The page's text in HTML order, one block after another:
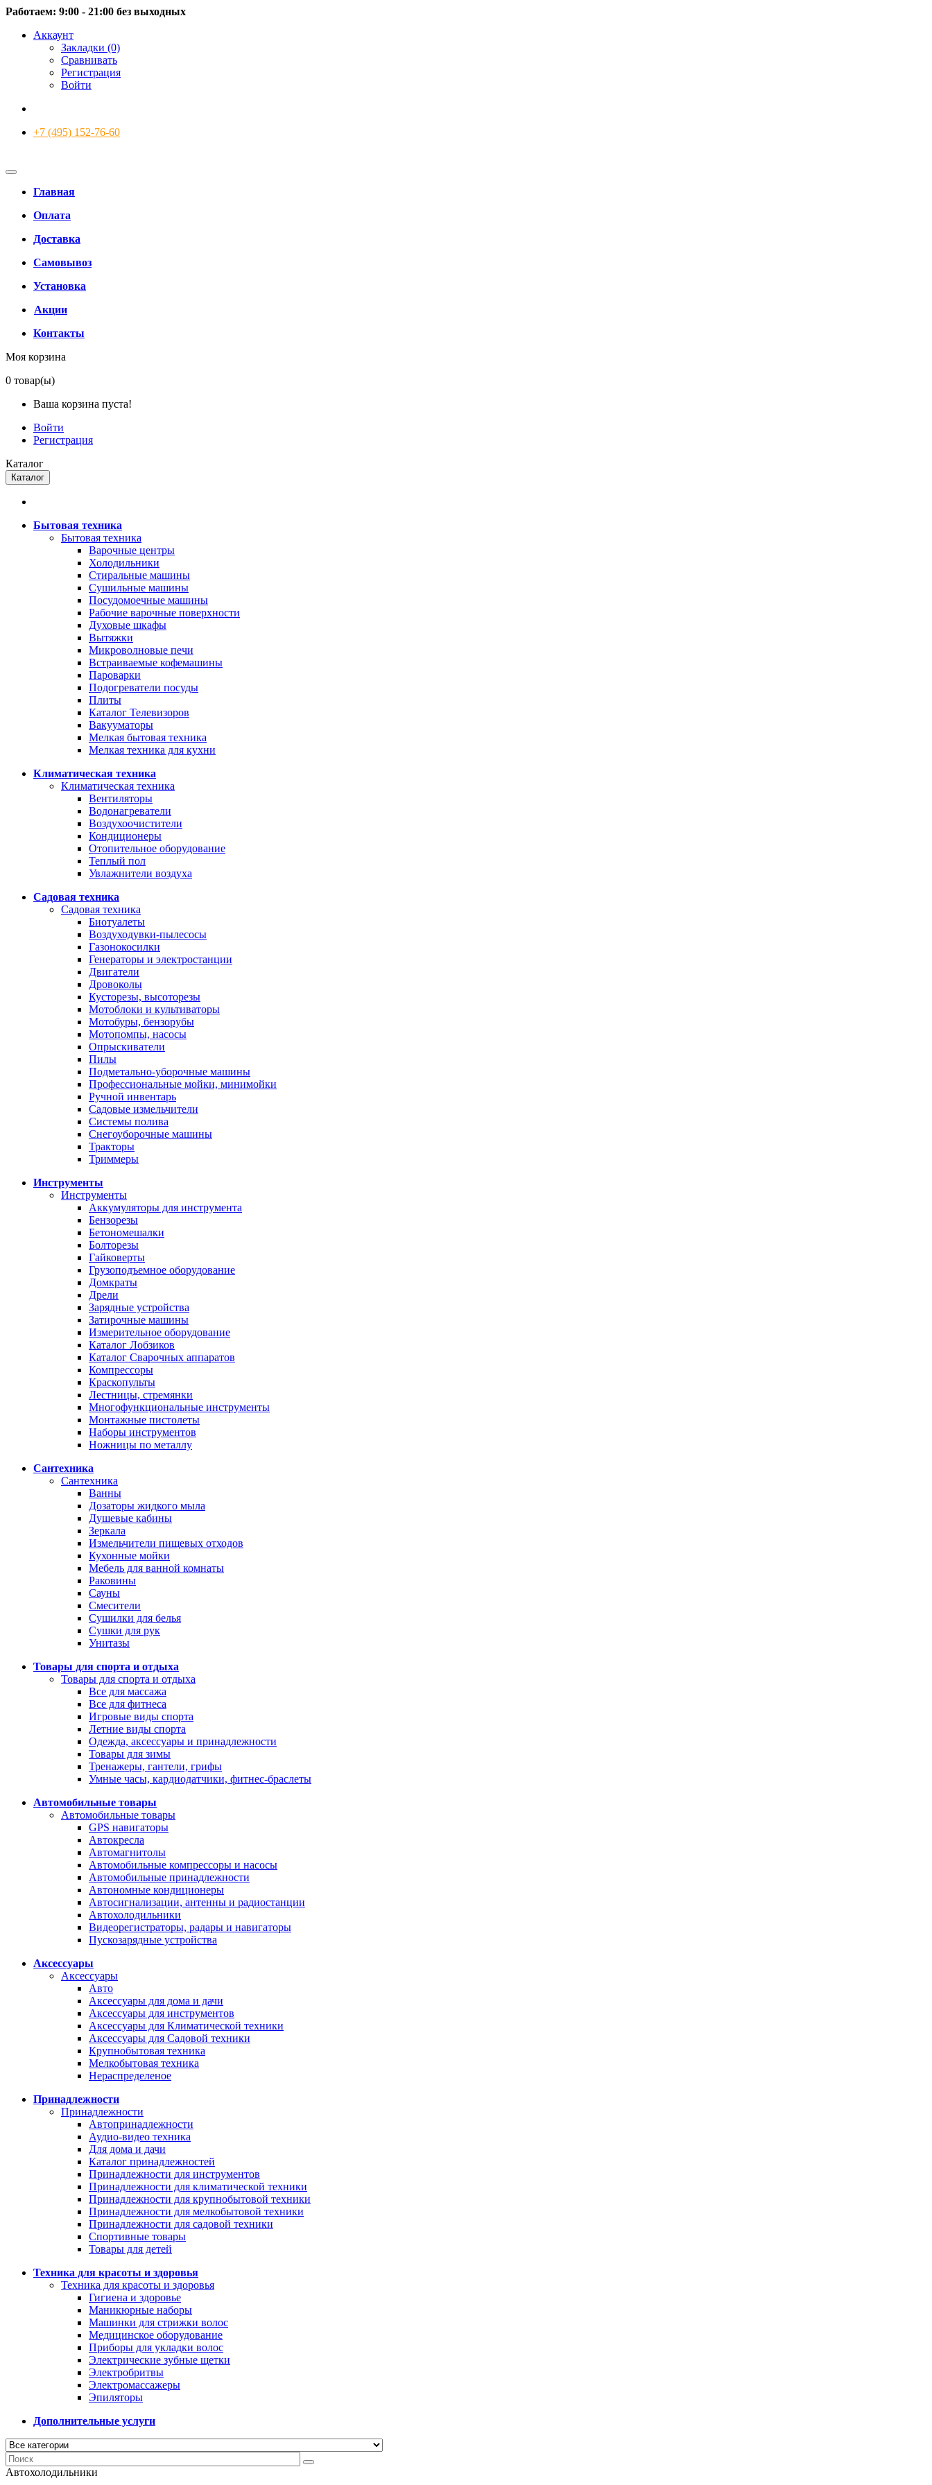
Работаем: 9:00 - 21:00 без выходных
Аккаунт
Закладки (0)
Сравнивать
Регистрация
Войти
+7 (495) 152-76-60
Главная
Оплата
Доставка
Самовывоз
Установка
Акции
Контакты
Моя корзина
0 товар(ы)
Ваша корзина пуста!
Войти
Регистрация
Каталог
Каталог
Бытовая техника
Бытовая техника
Варочные центры
Холодильники
Стиральные машины
Сушильные машины
Посудомоечные машины
Рабочие варочные поверхности
Духовые шкафы
Вытяжки
Микроволновые печи
Встраиваемые кофемашины
Пароварки
Подогреватели посуды
Плиты
Каталог Телевизоров
Вакууматоры
Мелкая бытовая техника
Мелкая техника для кухни
Климатическая техника
Климатическая техника
Вентиляторы
Водонагреватели
Воздухоочистители
Кондиционеры
Отопительное оборудование
Теплый пол
Увлажнители воздуха
Садовая техника
Садовая техника
Биотуалеты
Воздуходувки-пылесосы
Газонокосилки
Генераторы и электростанции
Двигатели
Дровоколы
Кусторезы, высоторезы
Мотоблоки и культиваторы
Мотобуры, бензорубы
Мотопомпы, насосы
Опрыскиватели
Пилы
Подметально-уборочные машины
Профессиональные мойки, минимойки
Ручной инвентарь
Садовые измельчители
Системы полива
Снегоуборочные машины
Тракторы
Триммеры
Инструменты
Инструменты
Аккумуляторы для инструмента
Бензорезы
Бетономешалки
Болторезы
Гайковерты
Грузоподъемное оборудование
Домкраты
Дрели
Зарядные устройства
Затирочные машины
Измерительное оборудование
Каталог Лобзиков
Каталог Сварочных аппаратов
Компрессоры
Краскопульты
Лестницы, стремянки
Многофункциональные инструменты
Монтажные пистолеты
Наборы инструментов
Ножницы по металлу
Сантехника
Сантехника
Ванны
Дозаторы жидкого мыла
Душевые кабины
Зеркала
Измельчители пищевых отходов
Кухонные мойки
Мебель для ванной комнаты
Раковины
Сауны
Смесители
Сушилки для белья
Сушки для рук
Унитазы
Товары для спорта и отдыха
Товары для спорта и отдыха
Все для массажа
Все для фитнеса
Игровые виды спорта
Летние виды спорта
Одежда, аксессуары и принадлежности
Товары для зимы
Тренажеры, гантели, грифы
Умные часы, кардиодатчики, фитнес-браслеты
Автомобильные товары
Автомобильные товары
GPS навигаторы
Автокресла
Автомагнитолы
Автомобильные компрессоры и насосы
Автомобильные принадлежности
Автономные кондиционеры
Автосигнализации, антенны и радиостанции
Автохолодильники
Видеорегистраторы, радары и навигаторы
Пускозарядные устройства
Аксессуары
Аксессуары
Авто
Аксессуары для дома и дачи
Аксессуары для инструментов
Аксессуары для Климатической техники
Аксессуары для Садовой техники
Крупнобытовая техника
Мелкобытовая техника
Нераспределеное
Принадлежности
Принадлежности
Автопринадлежности
Аудио-видео техника
Для дома и дачи
Каталог принадлежностей
Принадлежности для инструментов
Принадлежности для климатической техники
Принадлежности для крупнобытовой техники
Принадлежности для мелкобытовой техники
Принадлежности для садовой техники
Спортивные товары
Товары для детей
Техника для красоты и здоровья
Техника для красоты и здоровья
Гигиена и здоровье
Маникюрные наборы
Машинки для стрижки волос
Медицинское оборудование
Приборы для укладки волос
Электрические зубные щетки
Электробритвы
Электромассажеры
Эпиляторы
Дополнительные услуги
Автохолодильники